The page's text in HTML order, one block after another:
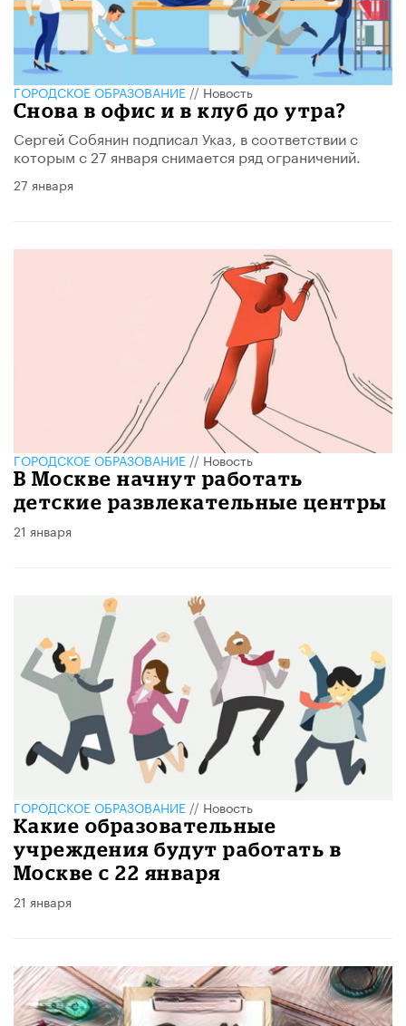
ГОРОДСКОЕ ОБРАЗОВАНИЕ//Новость
Снова в офис и в клуб до утра?
Сергей Собянин подписал Указ, в соответствии с
которым с 27 января снимается ряд ограничений.
27 января
ГОРОДСКОЕ ОБРАЗОВАНИЕ//Новость
В Москве начнут работать
детские развлекательные центры
21 января
ГОРОДСКОЕ ОБРАЗОВАНИЕ // Новость
Какие образовательные
учреждения будут работать в
Москве с 22 января
21 января